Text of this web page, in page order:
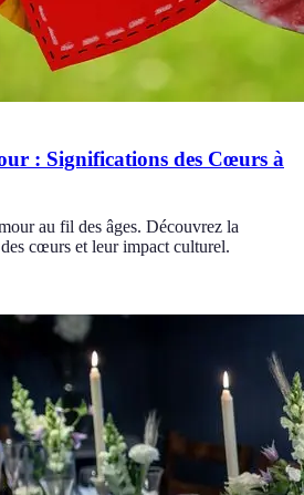
: Significations des Cœurs à
au fil des âges. Découvrez la
cœurs et leur impact culturel.